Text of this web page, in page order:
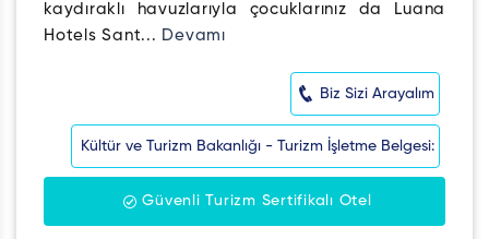
kaydıraklı havuzlarıyla çocuklarınız da Luana
Hotels Sant... Devamı
Biz Sizi Arayalım
Kültür ve Turizm Bakanlığı - Turizm İşletme Belgesi:
Güvenli Turizm Sertifikalı Otel